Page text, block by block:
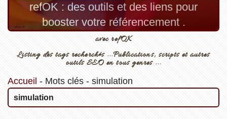
refOK : des outils et des liens pour
booster votre référencement .
avec refOK
Listing des tags recherchés ...Publications, scripts et autres
outils SEO en tous genres ...
Accueil - Mots clés- simulation
simulation